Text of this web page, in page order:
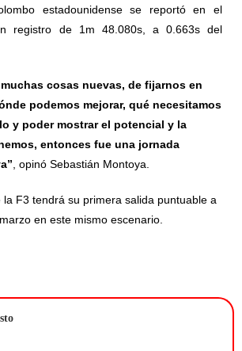
estadounidense se reportó en el
registro de 1m 48.080s, a 0.663s del
cosas nuevas, de fijarnos en
podemos mejorar, qué necesitamos
y poder mostrar el potencial y la
entonces fue una jornada
, opinó Sebastián Montoya.
la F3 tendrá su primera salida puntuable a
en este mismo escenario.